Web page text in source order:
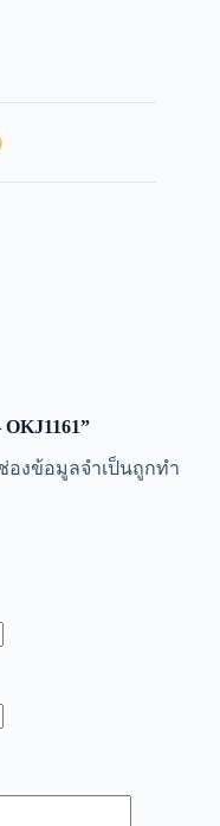
องข้อมูลจำเป็นถูกทำ